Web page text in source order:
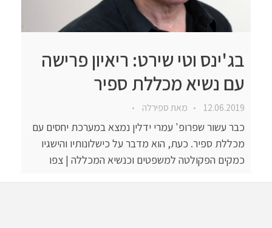
בג'ינס וטי שירט: ריאיון פרישה
עם נשיא מכללת ספיר
12.06.2019 מאתספירלה
כבר עשור שפרופ' עמרי ידלין נמצא במערכת יחסים עם
מכללת ספיר. כעת, הוא מדבר על כישלונותיו והישגיו
כמקים הפקולטה למשפטים וכנשיא המכללה | צפו